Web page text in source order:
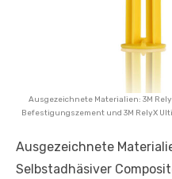
Ausgezeichnete Materialien: 3M
Befestigungszement und 3M RelyX
Ausgezeichnete
Selbstadhäsiver